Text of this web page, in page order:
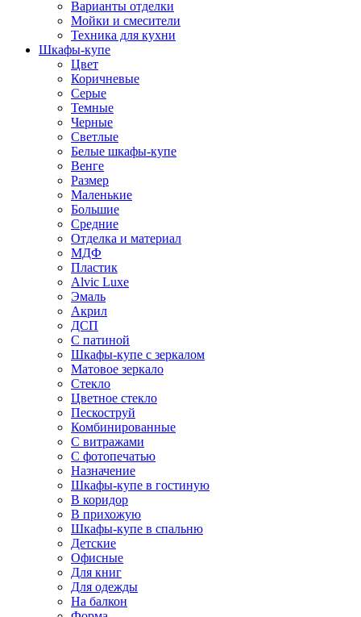
Варианты отделки
Мойки и смесители
Техника для кухни
Шкафы-купе
Цвет
Коричневые
Серые
Темные
Черные
Светлые
Белые шкафы-купе
Венге
Размер
Маленькие
Большие
Средние
Отделка и материал
МДФ
Пластик
Alvic Luxe
Эмаль
Акрил
ДСП
С патиной
Шкафы-купе с зеркалом
Матовое зеркало
Стекло
Цветное стекло
Пескоструй
Комбинированные
С витражами
С фотопечатью
Назначение
Шкафы-купе в гостиную
В коридор
В прихожую
Шкафы-купе в спальню
Детские
Офисные
Для книг
Для одежды
На балкон